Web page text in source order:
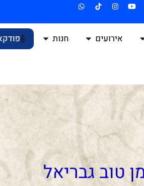
אירועים חנות
טוב גבריאל